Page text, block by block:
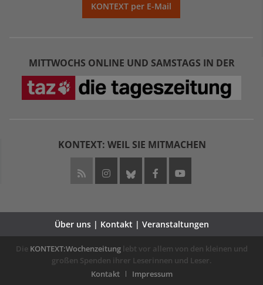
KONTEXT per E-Mail
MITTWOCHS ONLINE UND SAMSTAGS IN DER
KONTEXT: WEIL SIE MITMACHEN
Über uns | Kontakt | Veranstaltungen
Die KONTEXT:Wochenzeitunglebt vor allem von den kleinen und
großen Spenden ihrer Leserinnen und Leser.
Kontakt
Impressum